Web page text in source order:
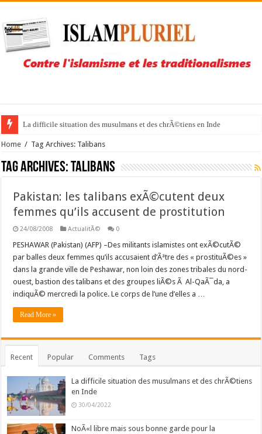
La difficile situation des musulmans et des chrÃ©tiens en Inde
Home / Tag Archives: Talibans
Tag Archives:Talibans
Pakistan: les talibans exÃ©cutent deux
femmes qu’ils accusent de prostitution
24/08/2008 ActualitÃ© 0
PESHAWAR (Pakistan) (AFP) –Des militants islamistes ont exÃ©cutÃ©
par balles deux femmes qu’ils accusaient d’Ãªtre des « prostituÃ©es »
dans la grande ville de Peshawar, non loin des zones tribales du nord-
ouest, bastion des talibans et des groupes liÃ©s Ã Al-QaÃ¯da, a
indiquÃ© mercredi la police. Le corps de l’une d’elles a …
Read More »
Recent Popular Comments Tags
La difficile situation des musulmans et des chrÃ©tiens
en Inde
30/04/2022
NoÃ«l libre mais sous bonne garde pour la